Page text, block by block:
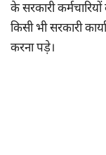
के सरकारी
किसी भी सरकारी
करना पड़े।